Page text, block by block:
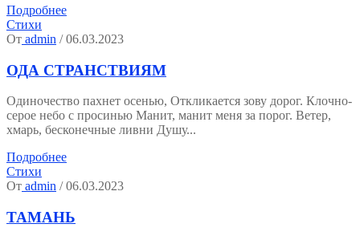
Подробнее
Стихи
От admin / 06.03.2023
ОДА СТРАНСТВИЯМ
Одиночество пахнет осенью, Откликается зову дорог. Клочно-
серое небо с просинью Манит, манит меня за порог. Ветер,
хмарь, бесконечные ливни Душу...
Подробнее
Стихи
От admin / 06.03.2023
ТАМАНЬ